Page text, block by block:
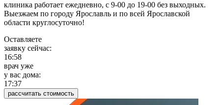
клиника работает ежедневно, с 9-00 до 19-00 без выходных.
Выезжаем по городу Ярославль и по всей Ярославской
области круглосуточно!
Оставляете
заявку сейчас:
16:58
врач уже
у вас дома:
17:37
рассчитать стоимость